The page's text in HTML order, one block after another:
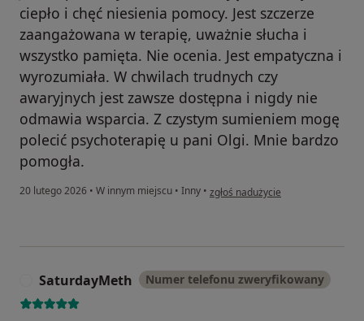
ciepło i chęć niesienia pomocy. Jest szczerze
zaangażowana w terapię, uważnie słucha i
wszystko pamięta. Nie ocenia. Jest empatyczna i
wyrozumiała. W chwilach trudnych czy
awaryjnych jest zawsze dostępna i nigdy nie
odmawia wsparcia. Z czystym sumieniem mogę
polecić psychoterapię u pani Olgi. Mnie bardzo
pomogła.
20 lutego 2026 • W innym miejscu • Inny • w opinii użytkownika Justyna
zgłoś nadużycie
SaturdayMeth Numer telefonu zweryfikowany